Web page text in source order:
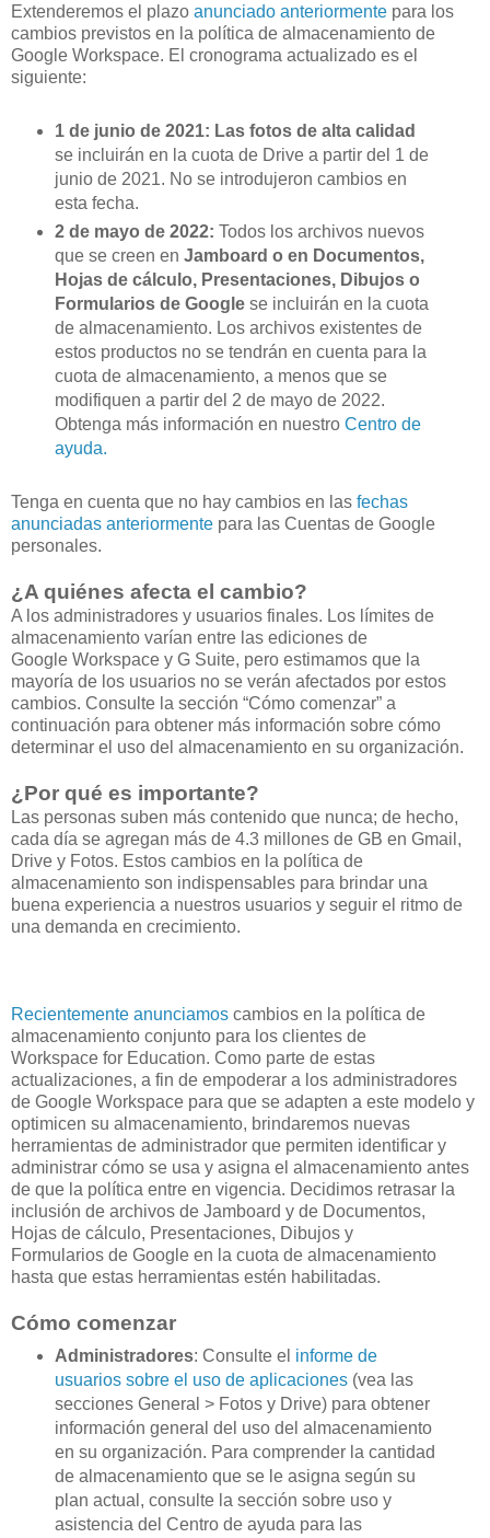
Extenderemos el plazo anunciado anteriormente para los
cambios previstos en la política de almacenamiento de
Google Workspace. El cronograma actualizado es el
siguiente:
1 de junio de 2021: Las fotos de alta calidad
se incluirán en la cuota de Drive a partir del 1 de
junio de 2021. No se introdujeron cambios en
esta fecha.
2 de mayo de 2022: Todos los archivos nuevos
que se creen en Jamboard o en Documentos,
Hojas de cálculo, Presentaciones, Dibujos o
Formularios de Googlese incluirán en la cuota
de almacenamiento. Los archivos existentes de
estos productos no se tendrán en cuenta para la
cuota de almacenamiento, a menos que se
modifiquen a partir del 2 de mayo de 2022.
Obtenga más información en nuestro Centro de
ayuda.
Tenga en cuenta que no hay cambios en las fechas
anunciadas anteriormente para las Cuentas de Google
personales.
¿A quiénes afecta el cambio?
A los administradores y usuarios finales. Los límites de
almacenamiento varían entre las ediciones de
Google Workspace y G Suite, pero estimamos que la
mayoría de los usuarios no se verán afectados por estos
cambios. Consulte la sección “Cómo comenzar” a
continuación para obtener más información sobre cómo
determinar el uso del almacenamiento en su organización.
¿Por qué es importante?
Las personas suben más contenido que nunca; de hecho,
cada día se agregan más de 4.3 millones de GB en Gmail,
Drive y Fotos. Estos cambios en la política de
almacenamiento son indispensables para brindar una
buena experiencia a nuestros usuarios y seguir el ritmo de
una demanda en crecimiento.
Recientemente anunciamos cambios en la política de
almacenamiento conjunto para los clientes de
Workspace for Education. Como parte de estas
actualizaciones, a fin de empoderar a los administradores
de Google Workspace para que se adapten a este modelo y
optimicen su almacenamiento, brindaremos nuevas
herramientas de administrador que permiten identificar y
administrar cómo se usa y asigna el almacenamiento antes
de que la política entre en vigencia. Decidimos retrasar la
inclusión de archivos de Jamboard y de Documentos,
Hojas de cálculo, Presentaciones, Dibujos y
Formularios de Google en la cuota de almacenamiento
hasta que estas herramientas estén habilitadas.
Cómo comenzar
Administradores: Consulte el informe de
usuarios sobre el uso de aplicaciones(vea las
secciones General > Fotos y Drive) para obtener
información general del uso del almacenamiento
en su organización. Para comprender la cantidad
de almacenamiento que se le asigna según su
plan actual, consulte la sección sobre uso y
asistencia del Centro de ayuda para las